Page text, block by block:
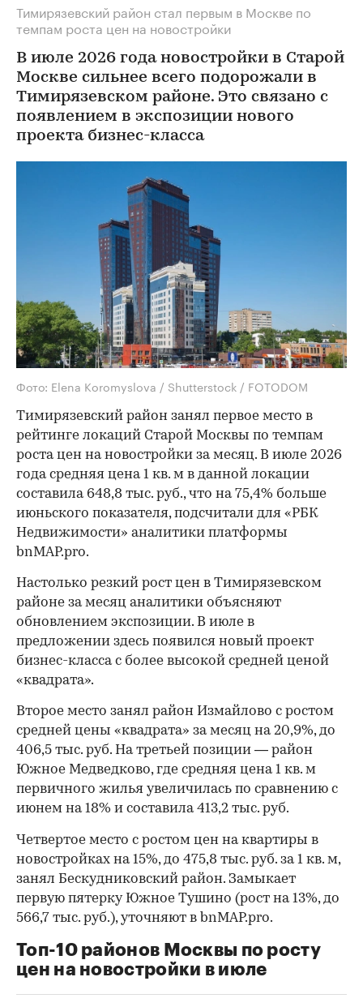
Тимирязевский район стал первым в Москве по
темпам роста цен на новостройки
В июле 2026 года новостройки в Старой
Москве сильнее всего подорожали в
Тимирязевском районе. Это связано с
появлением в экспозиции нового
проекта бизнес-класса
Фото: Elena Koromyslova / Shutterstock / FOTODOM
Тимирязевский район занял первое место в
рейтинге локаций Старой Москвы по темпам
роста цен на новостройки за месяц. В июле 2026
года средняя цена 1 кв. м в данной локации
составила 648,8 тыс. руб., что на 75,4% больше
июньского показателя, подсчитали для «РБК
Недвижимости» аналитики платформы
bnMAP.pro.
Настолько резкий рост цен в Тимирязевском
районе за месяц аналитики объясняют
обновлением экспозиции. В июле в
предложении здесь появился новый проект
бизнес-класса с более высокой средней ценой
«квадрата».
Второе место занял район Измайлово с ростом
средней цены «квадрата» за месяц на 20,9%, до
406,5 тыс. руб. На третьей позиции — район
Южное Медведково, где средняя цена 1 кв. м
первичного жилья увеличилась по сравнению с
июнем на 18% и составила 413,2 тыс. руб.
00:00 / 00:00
Четвертое место с ростом цен на квартиры в
новостройках на 15%, до 475,8 тыс. руб. за 1 кв. м,
занял Бескудниковский район. Замыкает
первую пятерку Южное Тушино (рост на 13%, до
566,7 тыс. руб.), уточняют в bnMAP.pro.
Топ-10 районов Москвы по росту
цен на новостройки в июле